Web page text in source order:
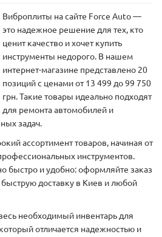
Виброплиты на сайте Force Auto —
это надежное решение для тех, кто
ценит качество и хочет купить
инструменты недорого. В нашем
интернет-магазине представлено 20
позиций с ценами от 13 499 до 99 750
грн. Такие товары идеально подходят
для ремонта автомобилей и
задач.
ассортимент товаров, начиная от
инструментов.
быстро и удобно: оформляйте заказ
доставку в Киев и любой
необходимый инвентарь для
отличается надежностью и